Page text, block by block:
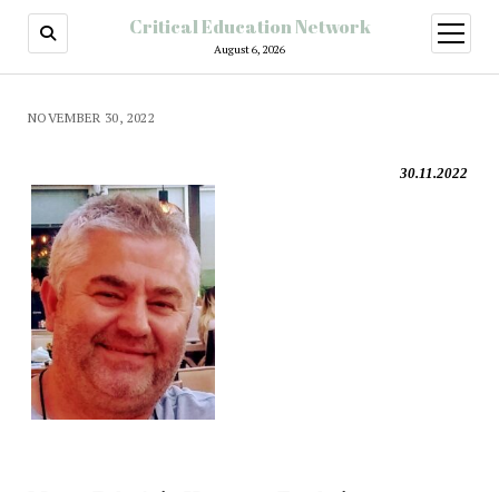
Critical Education Network
August 6, 2026
NOVEMBER 30, 2022
30.11.2022